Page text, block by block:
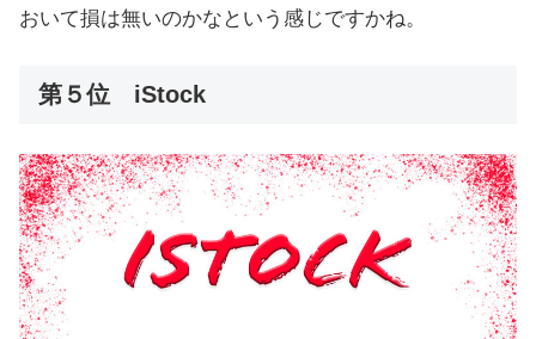
おいて損は無いのかなという感じですかね。
第５位 iStock